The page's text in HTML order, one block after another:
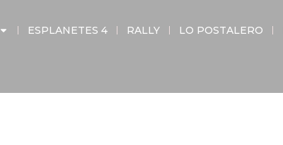
ESPLANETES 4 RALLY LO POSTALERO